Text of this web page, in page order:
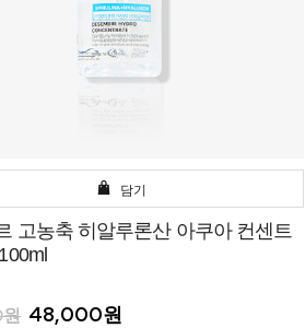
담기
고농축 히알루론산 아쿠아 컨센트
48,000원